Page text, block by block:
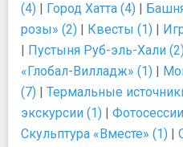
(4) | Город Хатта (4) |
розы» (2) | Квесты (1) |
| Пустыня Руб-эль-Хали
«Глобал-Вилладж» (1) |
(7) | Термальные
экскурсии (1) |
Скульптура «Вместе» (1) |